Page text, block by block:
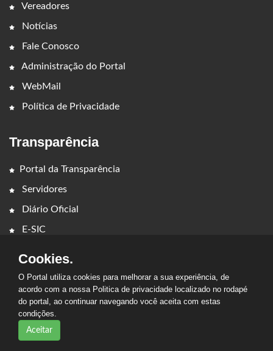
Vereadores
Notícias
Fale Conosco
Administração do Portal
WebMail
Política de Privacidade
Transparência
Portal da Transparência
Servidores
Diário Oficial
E-SIC
Cookies.
O Portal utiliza cookies para melhorar a sua experiência, de
acordo com a nossa Politica de privacidade localizado no rodapé
do portal, ao continuar navegando você aceita com estas
condições.
Aceitar
2026 - CÂMARA MUNICIPAL DE AMARANTE DO MARANHÃO.
Todos os direitos reservados.